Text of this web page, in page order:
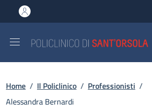
al contenuto principale
to footer content
Briciole di pane
Home / Il Policlinico / Professionisti /
Alessandra Bernardi